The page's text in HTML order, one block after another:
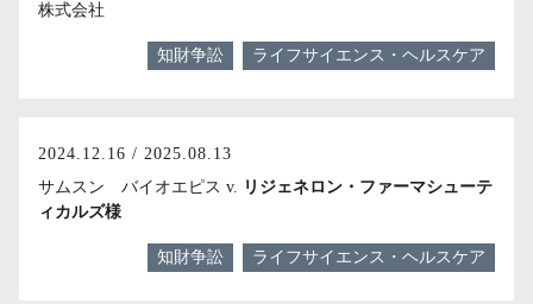
株式会社
知財争訟 ライフサイエンス・ヘルスケア
2024.12.16 / 2025.08.13
サムスン バイオエピス v. リジェネロン・ファーマシューテ
ィカルズ様
知財争訟 ライフサイエンス・ヘルスケア